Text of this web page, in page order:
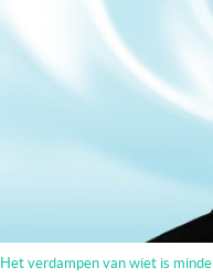
Het verdampen van wiet is